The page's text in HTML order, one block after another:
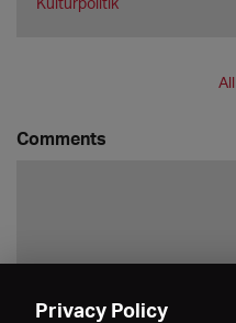
Comments
Privacy Policy